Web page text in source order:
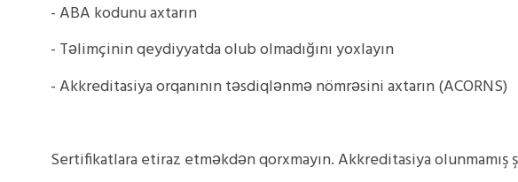
- ABA kodunu axtarın
- Təlimçinin qeydiyyatda olub olmadığını yoxlayın
- Akkreditasiya orqanının təsdiqlənmə nömrəsini axtarın (ACORNS)
Sertifikatlara etiraz etməkdən qorxmayın. Akkreditasiya